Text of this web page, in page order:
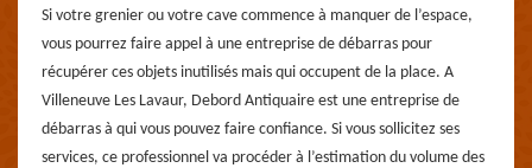
Si votre grenier ou votre cave commence à manquer de l’espace,
vous pourrez faire appel à une entreprise de débarras pour
récupérer ces objets inutilisés mais qui occupent de la place. A
Villeneuve Les Lavaur, Debord Antiquaire est une entreprise de
débarras à qui vous pouvez faire confiance. Si vous sollicitez ses
services, ce professionnel va procéder à l’estimation du volume des